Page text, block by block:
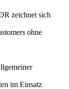
zeichnet sich
ohne
im Einsatz